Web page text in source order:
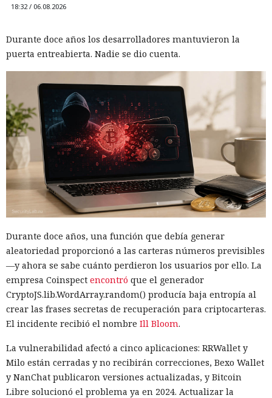
18:32 / 06.08.2026
Durante doce años los desarrolladores mantuvieron la
puerta entreabierta. Nadie se dio cuenta.
Durante doce años, una función que debía generar
aleatoriedad proporcionó a las carteras números previsibles
—y ahora se sabe cuánto perdieron los usuarios por ello. La
empresa Coinspect encontró que el generador
CryptoJS.lib.WordArray.random() producía baja entropía al
crear las frases secretas de recuperación para criptocarteras.
El incidente recibió el nombre Ill Bloom.
La vulnerabilidad afectó a cinco aplicaciones: RRWallet y
Milo están cerradas y no recibirán correcciones, Bexo Wallet
y NanChat publicaron versiones actualizadas, y Bitcoin
Libre solucionó el problema ya en 2024. Actualizar la